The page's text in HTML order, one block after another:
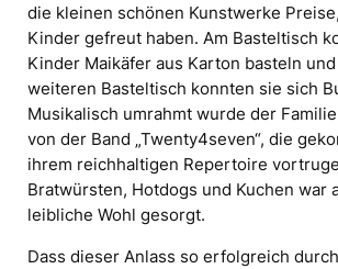
die kleinen schönen Kunstwerke
Kinder gefreut haben. Am Basteltisch
Kinder Maikäfer aus Karton basteln
weiteren Basteltisch konnten sie sich
Musikalisch umrahmt wurde der
von der Band „Twenty4seven“, die
ihrem reichhaltigen Repertoire
Bratwürsten, Hotdogs und Kuchen war
leibliche Wohl gesorgt.
Dass dieser Anlass so erfolgreich